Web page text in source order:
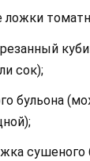
ложки
сок);
бульона
сушеного